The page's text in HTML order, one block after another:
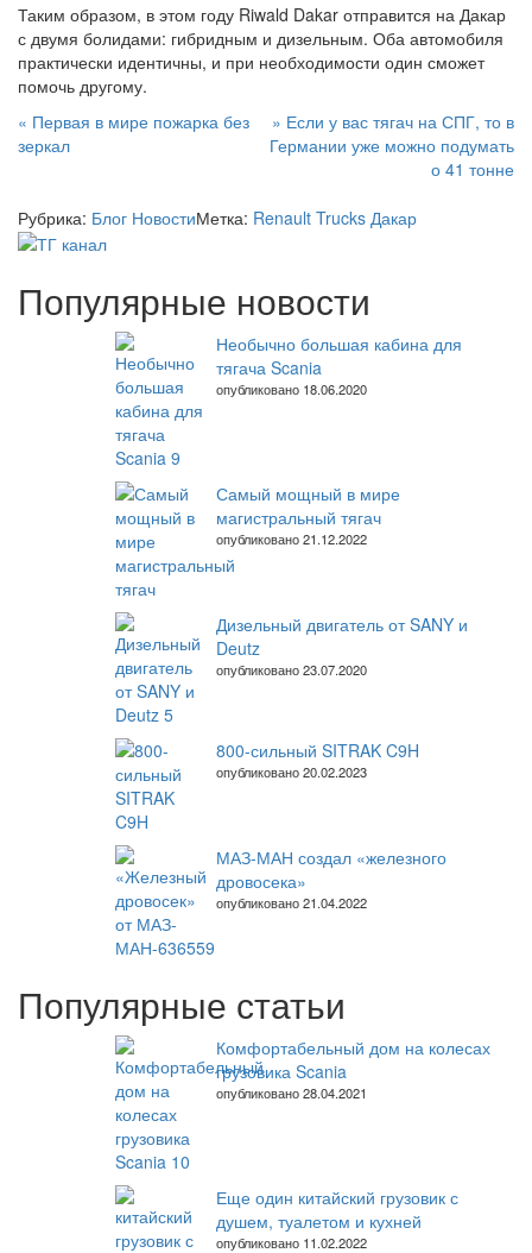
Таким образом, в этом году Riwald Dakar отправится на Дакар
с двумя болидами: гибридным и дизельным. Оба автомобиля
практически идентичны, и при необходимости один сможет
помочь другому.
Навигация
по
записям
« Первая в мире пожарка без
зеркал
» Если у вас тягач на СПГ, то в
Германии уже можно подумать
о 41 тонне
Рубрика: Блог НовостиМетка: Renault Trucks Дакар
Популярные новости
Необычно большая кабина для
тягача Scania
опубликовано 18.06.2020
Самый мощный в мире
магистральный тягач
опубликовано 21.12.2022
Дизельный двигатель от SANY и
Deutz
опубликовано 23.07.2020
800-сильный SITRAK C9H
опубликовано 20.02.2023
МАЗ-МАН создал «железного
дровосека»
опубликовано 21.04.2022
Популярные статьи
Комфортабельный дом на колесах
грузовика Scania
опубликовано 28.04.2021
Еще один китайский грузовик с
душем, туалетом и кухней
опубликовано 11.02.2022